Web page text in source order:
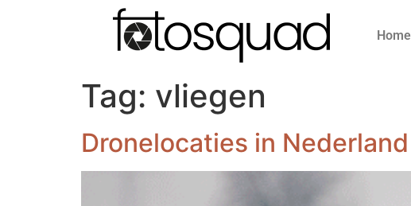
Home
Tag: vliegen
Dronelocaties in Nederland